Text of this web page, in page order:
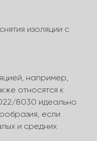
изоляции с
например,
относятся к
8030 идеально
если
и средних